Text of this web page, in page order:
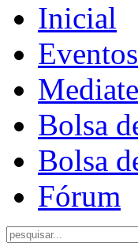
Inicial
Eventos
Bolsa
Bolsa
Fórum